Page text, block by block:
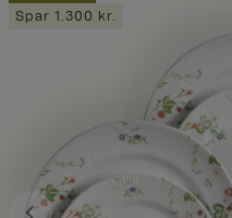
Spar 1.300 kr.